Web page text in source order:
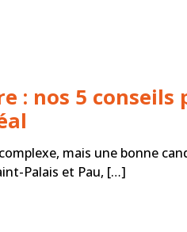
: nos 5 conseils
mais une bonne
Palais et Pau, […]